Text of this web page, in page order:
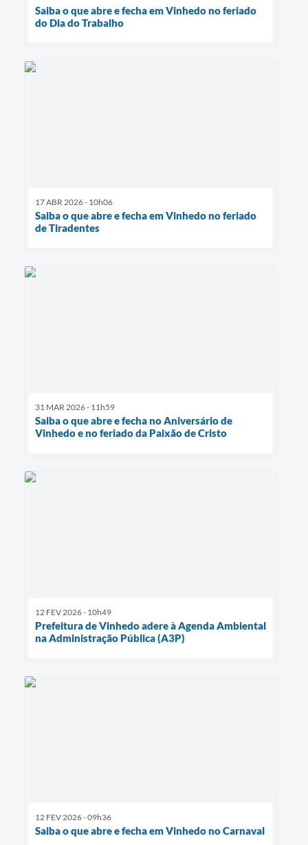
Saiba o que abre e fecha em Vinhedo no feriado
do Dia do Trabalho
17 ABR 2026 - 10h06
Saiba o que abre e fecha em Vinhedo no feriado
de Tiradentes
31 MAR 2026 - 11h59
Saiba o que abre e fecha no Aniversário de
Vinhedo e no feriado da Paixão de Cristo
12 FEV 2026 - 10h49
Prefeitura de Vinhedo adere à Agenda Ambiental
na Administração Pública (A3P)
12 FEV 2026 - 09h36
Saiba o que abre e fecha em Vinhedo no Carnaval